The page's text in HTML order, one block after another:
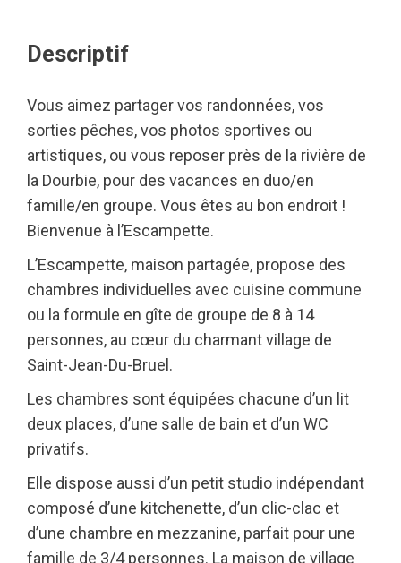
Descriptif
Vous aimez partager vos randonnées, vos
sorties pêches, vos photos sportives ou
artistiques, ou vous reposer près de la rivière de
la Dourbie, pour des vacances en duo/en
famille/en groupe. Vous êtes au bon endroit !
Bienvenue à l’Escampette.
L’Escampette, maison partagée, propose des
chambres individuelles avec cuisine commune
ou la formule en gîte de groupe de 8 à 14
personnes, au cœur du charmant village de
Saint-Jean-Du-Bruel.
Les chambres sont équipées chacune d’un lit
deux places, d’une salle de bain et d’un WC
privatifs.
Elle dispose aussi d’un petit studio indépendant
composé d’une kitchenette, d’un clic-clac et
d’une chambre en mezzanine, parfait pour une
famille de 3/4 personnes. La maison de village